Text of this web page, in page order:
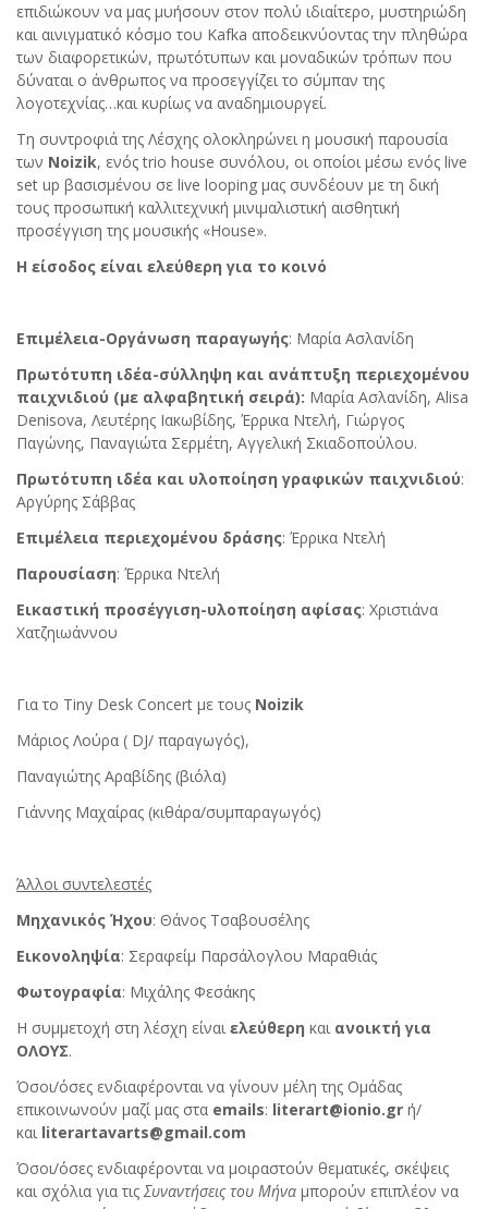
επιδιώκουν να μας μυήσουν στον πολύ ιδιαίτερο, μυστηριώδη
και αινιγματικό κόσμο του Kafka αποδεικνύοντας την πληθώρα
των διαφορετικών, πρωτότυπων και μοναδικών τρόπων που
δύναται ο άνθρωπος να προσεγγίζει το σύμπαν της
λογοτεχνίας…και κυρίως να αναδημιουργεί.
Τη συντροφιά της Λέσχης ολοκληρώνει η μουσική παρουσία
των Noizik, ενός trio house συνόλου, οι οποίοι μέσω ενός live
set up βασισμένου σε live looping μας συνδέουν με τη δική
τους προσωπική καλλιτεχνική μινιμαλιστική αισθητική
προσέγγιση της μουσικής «House».
Η είσοδος είναι ελεύθερη για το κοινό
Επιμέλεια-Οργάνωση παραγωγής: Μαρία Ασλανίδη
Πρωτότυπη ιδέα-σύλληψη και ανάπτυξη περιεχομένου
παιχνιδιού (με αλφαβητική σειρά): Μαρία Ασλανίδη, Alisa
Denisova, Λευτέρης Ιακωβίδης, Έρρικα Ντελή, Γιώργος
Παγώνης, Παναγιώτα Σερμέτη, Αγγελική Σκιαδοπούλου.
Πρωτότυπη ιδέα και υλοποίηση γραφικών παιχνιδιού:
Αργύρης Σάββας
Επιμέλεια περιεχομένου δράσης: Έρρικα Ντελή
Παρουσίαση: Έρρικα Ντελή
Εικαστική προσέγγιση-υλοποίηση αφίσας: Χριστιάνα
Χατζηιωάννου
Για το Tiny Desk Concert με τους Noizik
Μάριος Λούρα ( DJ/ παραγωγός),
Παναγιώτης Αραβίδης (βιόλα)
Γιάννης Μαχαίρας (κιθάρα/συμπαραγωγός)
Άλλοι συντελεστές
Μηχανικός Ήχου: Θάνος Τσαβουσέλης
Εικονοληψία: Σεραφείμ Παρσάλογλου Μαραθιάς
Φωτογραφία: Μιχάλης Φεσάκης
Η συμμετοχή στη λέσχη είναιελεύθερη και ανοικτή για
OΛΟΥΣ.
Όσοι/όσες ενδιαφέρονται να γίνουν μέλη της Ομάδας
επικοινωνούν μαζί μας στα emails: literart@ionio.gr ή/
και literartavarts@gmail.com
Όσοι/όσες ενδιαφέρονται να μοιραστούν θεματικές, σκέψεις
και σχόλια για τις Συναντήσεις του Μήνα μπορούν επιπλέον να